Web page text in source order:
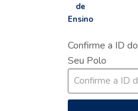
de
Ensino
Confirme a ID do
Seu Polo